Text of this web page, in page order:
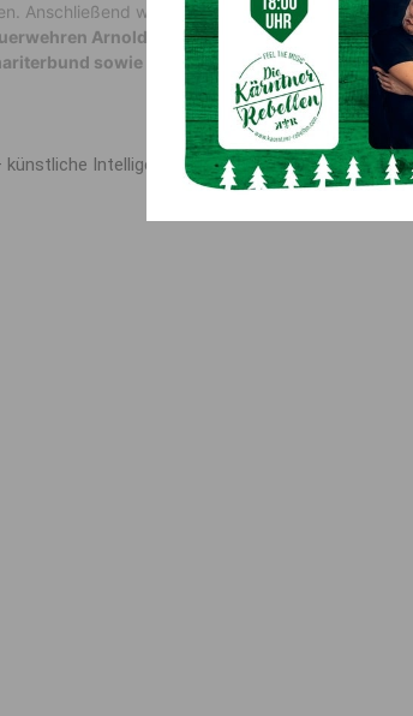
Anschließend wurde die Straße wieder für den
Arnoldstein, Siebenbrünn-Riegersdorf
sowie drei Polizeistreifen.
künstliche Intelligenz für